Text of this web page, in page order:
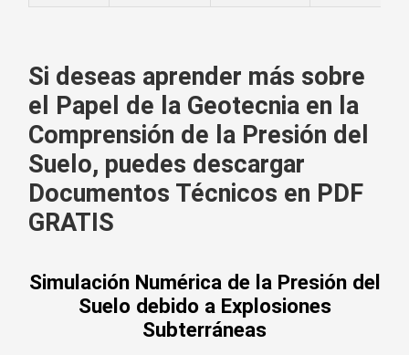
Si deseas aprender más sobre
el Papel de la Geotecnia en la
Comprensión de la Presión del
Suelo, puedes descargar
Documentos Técnicos en PDF
GRATIS
Simulación Numérica de la Presión del
Suelo debido a Explosiones
Subterráneas